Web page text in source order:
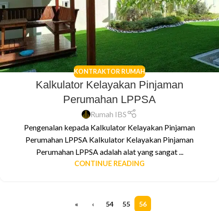
KONTRAKTOR RUMAH
Kalkulator Kelayakan Pinjaman
Perumahan LPPSA
Rumah IBS
Pengenalan kepada Kalkulator Kelayakan Pinjaman
Perumahan LPPSA Kalkulator Kelayakan Pinjaman
Perumahan LPPSA adalah alat yang sangat ...
CONTINUE READING
« ‹ 54 55
56